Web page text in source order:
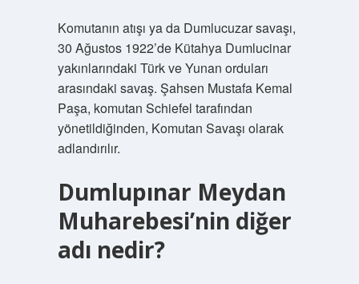
Komutanın atışı ya da Dumlucuzar savaşı,
30 Ağustos 1922’de Kütahya Dumlucinar
yakınlarındaki Türk ve Yunan orduları
arasındaki savaş. Şahsen Mustafa Kemal
Paşa, komutan Schiefel tarafından
yönetildiğinden, Komutan Savaşı olarak
adlandırılır.
Dumlupınar Meydan
Muharebesi’nin diğer
adı nedir?